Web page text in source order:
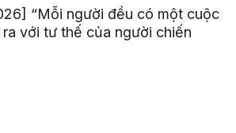
“Mỗi người đều có một cuộc
với tư thế của người chiến